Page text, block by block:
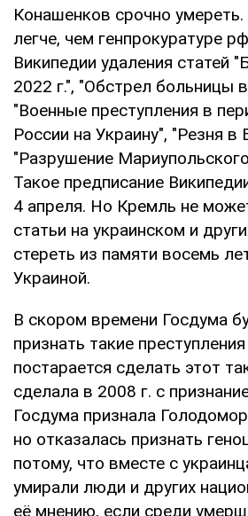
Конашенков срочно
легче, чем генпрокуратуре
Википедии удаления статей
2022 г.", "Обстрел больницы
"Военные преступления в
России на Украину", "Резня в
"Разрушение
Такое предписание
4 апреля. Но Кремль не
статьи на украинском и
стереть из памяти восемь
Украиной.
В скором времени Госдума
признать такие
постарается сделать этот
сделала в 2008 г. с
Госдума признала
но отказалась признать
потому, что вместе с
умирали люди и других
её мнению, если среди